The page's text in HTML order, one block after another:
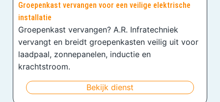
Groepenkast vervangen voor een veilige elektrische
installatie
Groepenkast vervangen? A.R. Infratechniek
vervangt en breidt groepenkasten veilig uit voor
laadpaal, zonnepanelen, inductie en
krachtstroom.
Bekijk dienst